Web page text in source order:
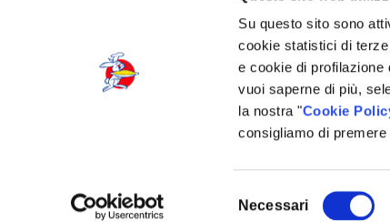
Su questo sito sono
cookie statistici di
e cookie di profilazione
vuoi saperne di più,
la nostra "Cookie
consigliamo di
del
Necessari
evaporare. Versate il brodo
riso e le verdure, aggiungete i
ancora surgelati. Abbassate il
coprite e lasciate cuocere per
minuti senza mescolare. A fine
lo zafferano, mescolate e
Mappa dei contenuti-Privacy Policy -Cookie